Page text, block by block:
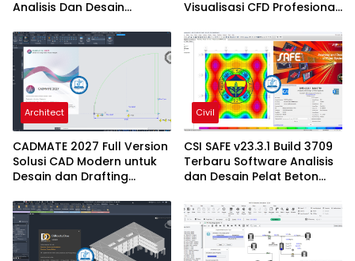
Analisis Dan Desain
Profesional
Visualisasi CFD Profesional
Architect
CADMATE 2027 Full Version
Solusi CAD Modern untuk
Desain dan Drafting
Civil
CSI SAFE v23.3.1 Build 3709
Terbaru Software Analisis
dan Desain Pelat Beton